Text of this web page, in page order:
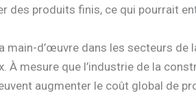
des produits finis, ce qui pourrait
main-d’œuvre dans les secteurs de
À mesure que l’industrie de la
augmenter le coût global de